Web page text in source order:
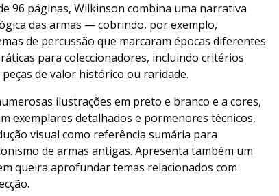
96 páginas, Wilkinson combina uma narrativa
das armas — cobrindo, por exemplo,
de percussão que marcaram épocas diferentes
para coleccionadores, incluindo critérios
de valor histórico ou raridade.
ilustrações em preto e branco e a cores,
exemplares detalhados e pormenores técnicos,
visual como referência sumária para
de armas antigas. Apresenta também um
queira aprofundar temas relacionados com